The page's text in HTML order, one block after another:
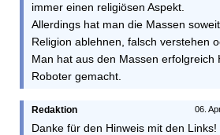
immer einen religiösen Aspekt.
Allerdings hat man die Massen
Religion ablehnen, falsch verstehen
Man hat aus den Massen erfolgreich
Roboter gemacht.
06.
Redaktion
Danke für den Hinweis mit den